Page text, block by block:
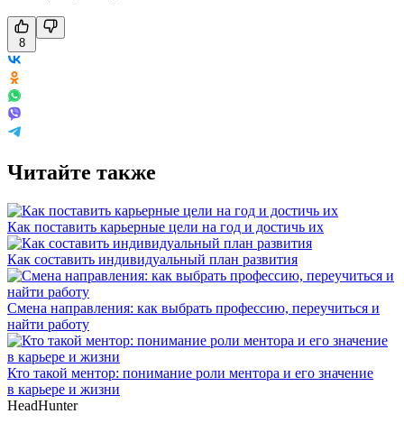
8
Читайте также
Как поставить карьерные цели на год и достичь их
Как составить индивидуальный план развития
Смена направления: как выбрать профессию, переучиться и
найти работу
Кто такой ментор: понимание роли ментора и его значение
в карьере и жизни
HeadHunter